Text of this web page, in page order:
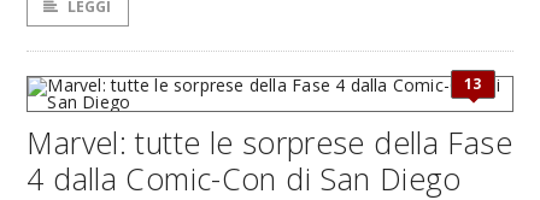
LEGGI
13
Marvel: tutte le sorprese della Fase
4 dalla Comic-Con di San Diego